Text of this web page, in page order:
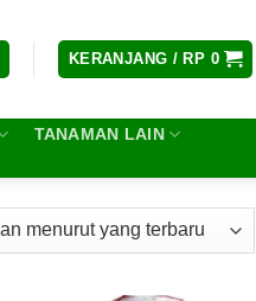
KERANJANG / RP 0
TANAMAN LAIN